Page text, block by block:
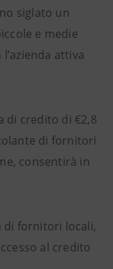
siglato un
e medie
attiva
di credito di €2,8
di fornitori
consentirà in
di fornitori locali,
al credito